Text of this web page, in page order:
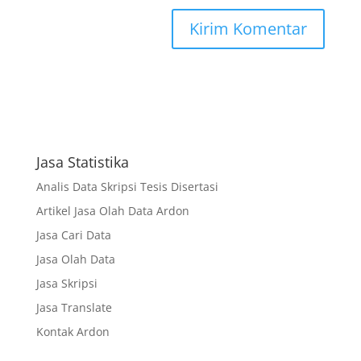
Jasa Statistika
Analis Data Skripsi Tesis Disertasi
Artikel Jasa Olah Data Ardon
Jasa Cari Data
Jasa Olah Data
Jasa Skripsi
Jasa Translate
Kontak Ardon